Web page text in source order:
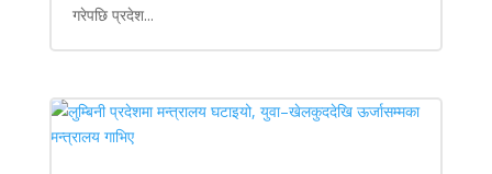
गरेपछि प्रदेश...